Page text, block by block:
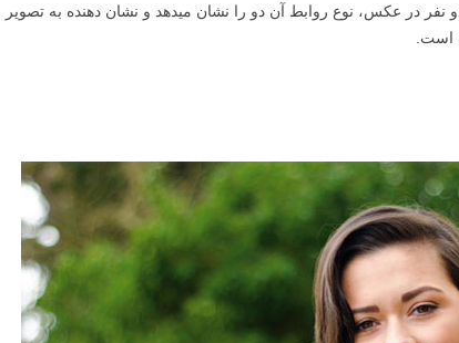
در عکس، نوع روابط آن دو را نشان می­دهد و نشان دهنده به تصویر
است.